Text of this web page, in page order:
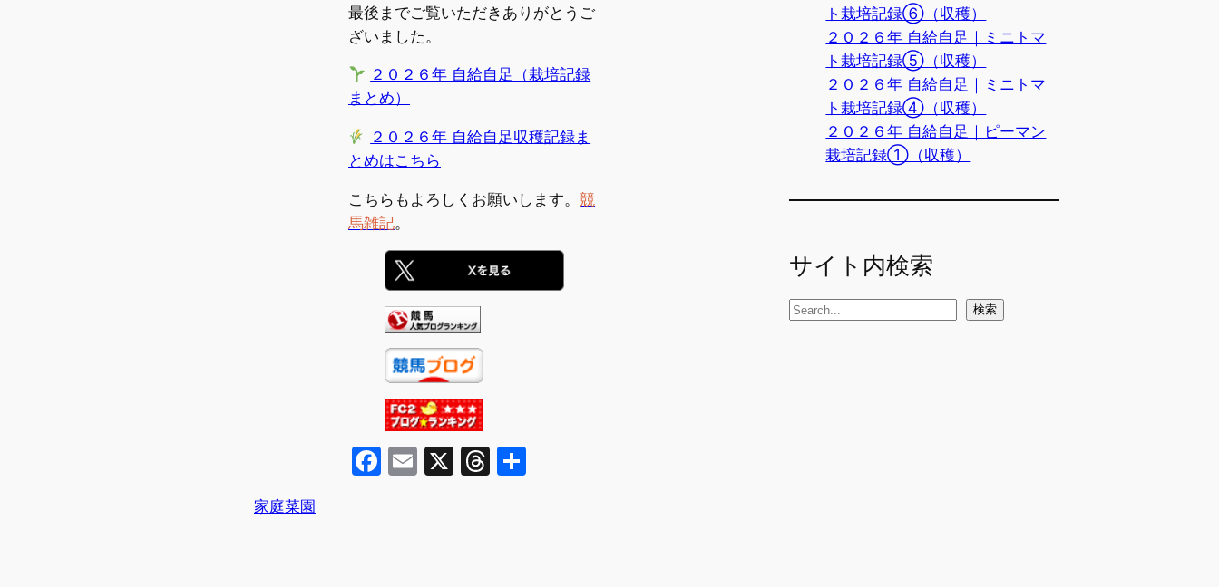
最後までご覧いただきありがとうご
ざいました。
２０２６年 自給自足（栽培記録
まとめ）
２０２６年 自給自足収穫記録ま
とめはこちら
こちらもよろしくお願いします。 競
馬雑記。
F
E
X
T
家庭菜園
ト栽培記録⑥（収穫）
２０２６年 自給自足｜ミニトマ
ト栽培記録⑤（収穫）
２０２６年 自給自足｜ミニトマ
ト栽培記録④（収穫）
２０２６年 自給自足｜ピーマン
栽培記録①（収穫）
サイト内検索
検
検索